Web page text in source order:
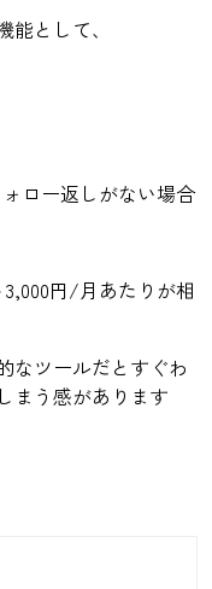
として、
ロー返しがない場合
円/月あたりが相
なツールだとすぐわ
まう感があります